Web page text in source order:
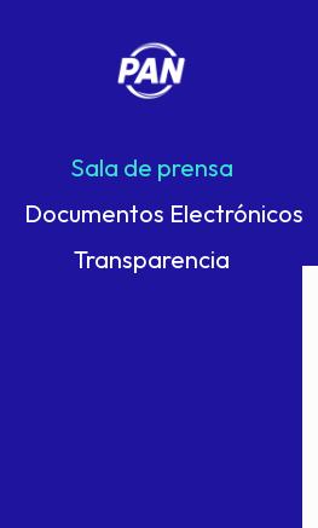
Sala de prensa
Documentos Electrónicos
Transparencia